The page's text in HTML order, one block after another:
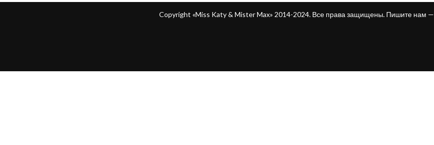
Copyright «Miss Katy & Mister Max» 2014-2024. Все права защищены. Пишите нам —